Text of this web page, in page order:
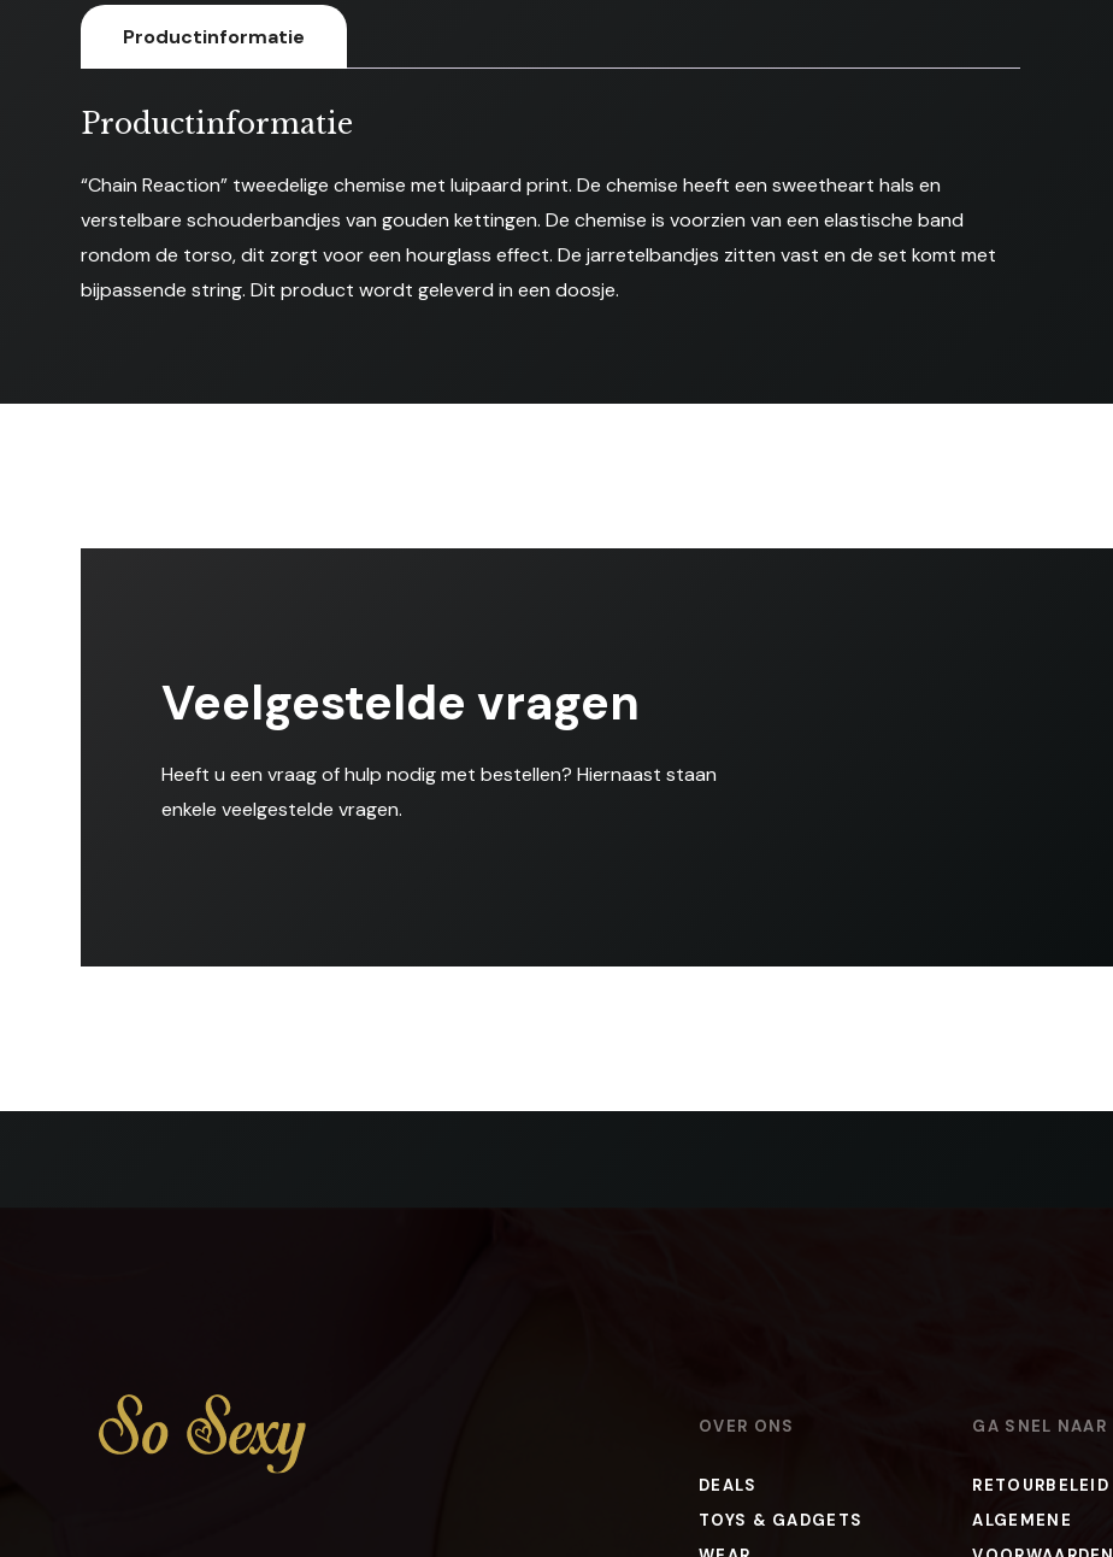
Productinformatie
Productinformatie
“Chain Reaction” tweedelige chemise met luipaard print. De chemise heeft een sweetheart hals en
verstelbare schouderbandjes van gouden kettingen. De chemise is voorzien van een elastische band
rondom de torso, dit zorgt voor een hourglass effect. De jarretelbandjes zitten vast en de set komt met
bijpassende string. Dit product wordt geleverd in een doosje.
Veelgestelde vragen
Heeft u een vraag of hulp nodig met bestellen? Hiernaast staan
enkele veelgestelde vragen.
OVER ONS
DEALS
TOYS & GADGETS
GA SNEL NAAR
RETOURBELEID
ALGEMENE